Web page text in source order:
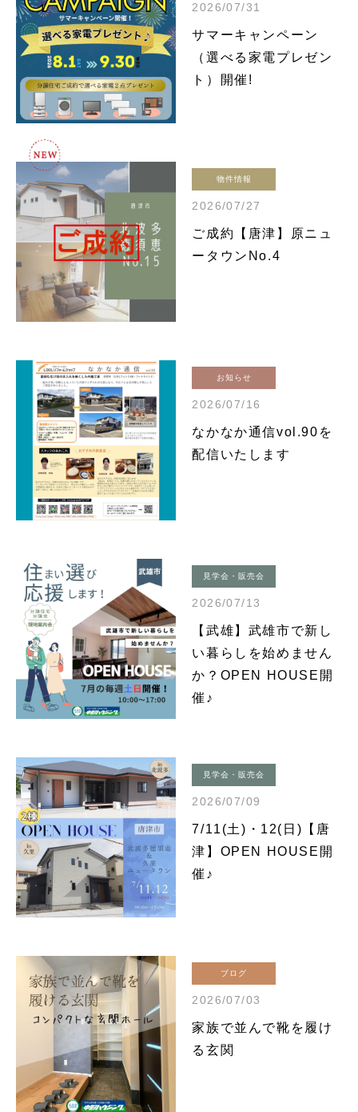
2026/07/31
サマーキャンペーン
（選べる家電プレゼン
ト）開催!
物件情報
2026/07/27
ご成約【唐津】原ニュ
ータウンNo.4
お知らせ
2026/07/16
なかなか通信vol.90を
配信いたします
見学会・販売会
2026/07/13
【武雄】武雄市で新し
い暮らしを始めません
か？OPEN HOUSE開
催♪
見学会・販売会
2026/07/09
7/11(土)・12(日)【唐
津】OPEN HOUSE開
催♪
ブログ
2026/07/03
家族で並んで靴を履け
る玄関